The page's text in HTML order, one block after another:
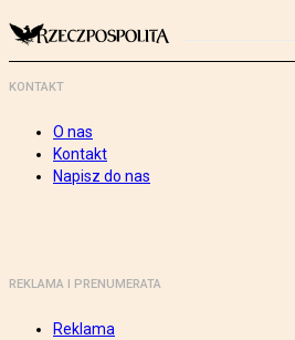
KONTAKT
O nas
Kontakt
Napisz do nas
REKLAMA I PRENUMERATA
Reklama